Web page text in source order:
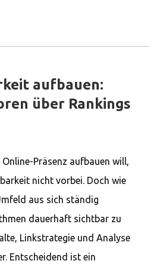
aufbauen:
über Rankings
Präsenz aufbauen will,
nicht vorbei. Doch wie
aus sich ständig
dauerhaft sichtbar zu
Linkstrategie und Analyse
Entscheidend ist ein